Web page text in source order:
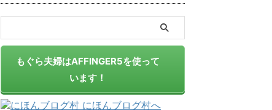
もぐら夫婦はAFFINGER5を使って
います！